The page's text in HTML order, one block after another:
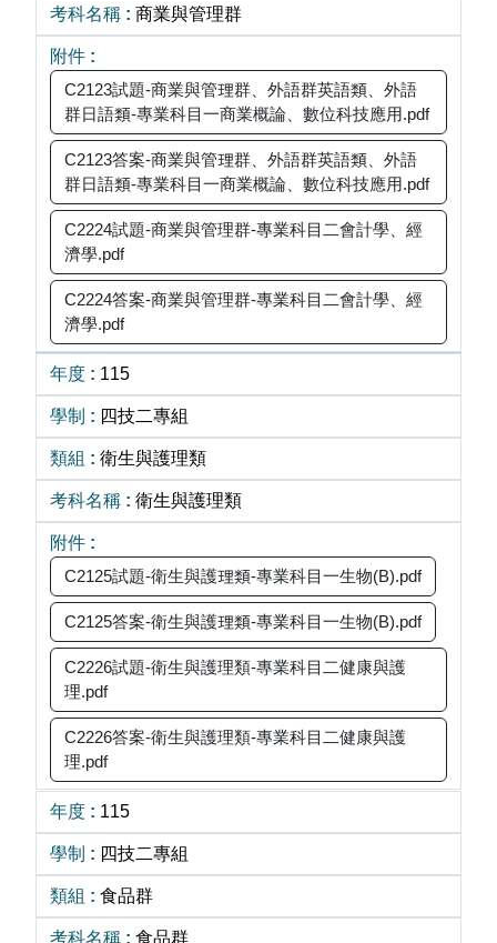
商業與管理群
C2123試題-商業與管理群、外語群英語類、外語
群日語類-專業科目一商業概論、數位科技應用.pdf
C2123答案-商業與管理群、外語群英語類、外語
群日語類-專業科目一商業概論、數位科技應用.pdf
C2224試題-商業與管理群-專業科目二會計學、經
濟學.pdf
C2224答案-商業與管理群-專業科目二會計學、經
濟學.pdf
115
四技二專組
衛生與護理類
衛生與護理類
C2125試題-衛生與護理類-專業科目一生物(B).pdf
C2125答案-衛生與護理類-專業科目一生物(B).pdf
C2226試題-衛生與護理類-專業科目二健康與護
理.pdf
C2226答案-衛生與護理類-專業科目二健康與護
理.pdf
115
四技二專組
食品群
食品群